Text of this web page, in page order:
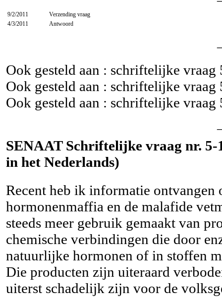
9/2/2011
Verzending vraag
4/3/2011
Antwoord
Ook gesteld aan : schriftelijke vraag
Ook gesteld aan : schriftelijke vraag
Ook gesteld aan : schriftelijke vraag
SENAAT Schriftelijke vraag nr. 5-
in het Nederlands)
Recent heb ik informatie ontvangen
hormonenmaffia en de malafide
steeds meer gebruik gemaakt van
chemische verbindingen die door
natuurlijke hormonen of in stoffen
Die producten zijn uiteraard
uiterst schadelijk zijn voor de